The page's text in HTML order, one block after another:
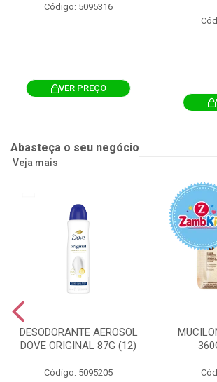
Código: 5095316
VER PREÇO
Abasteça o seu negócio
Veja mais
DESODORANTE AEROSOL
DOVE ORIGINAL 87G (12)
Código: 5095205